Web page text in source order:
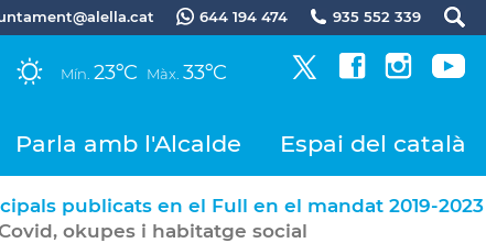
644 194 474 935 552 339
Mín. 23ºC Màx. 33ºC
Parla amb l'Alcalde Espai del català
publicats en el Full en el mandat 2019-2023
okupes i habitatge social